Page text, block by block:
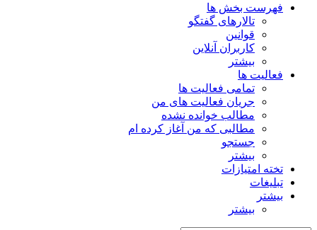
فهرست بخش ها
تالارهای گفتگو
قوانین
کاربران آنلاین
بیشتر
فعالیت ها
تمامی فعالیت ها
جریان فعالیت های من
مطالب خوانده نشده
مطالبی که من آغاز کرده ام
جستجو
بیشتر
تخته امتیازات
تبلیغات
بیشتر
بیشتر